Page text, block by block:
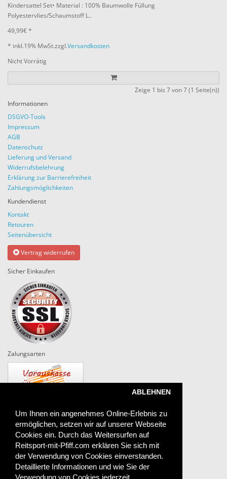
Um Ihnen ein angenehmes Online-Erlebnis zu
ermöglichen, setzen wir auf unserer Webseite
Cookies ein. Durch das Weitersurfen auf
Reitsport-mit-Pfiff.com erklären Sie sich mit
der Verwendung von Cookies einverstanden.
Detaillierte Informationen und wie Sie der
ABLEHNEN
Kindersattel Set• Material : 100% Baumwolle Füllung
Polyestervlies/Schaumstoff L..
49,99€ *
* inkl.19% MwSt.zzgl.Versandkosten
Nicht Vorrätig
Zeige 1 bis 7 von 7 (1 Seite(n))
Informationen
DSGVO-Tools
Impressum
AGB
Datenschutz
Lieferung und Versand
Widerrufsbelehrung
Erklärung zur Barrierefreiheit
Zahlungsmöglichkeiten
Kundendienst
Kontakt
Retouren
Seitenübersicht
Vertrag widerrufen
Sicher Einkaufen
Zalungsarten
Versand
Das sagen unsere Kunden